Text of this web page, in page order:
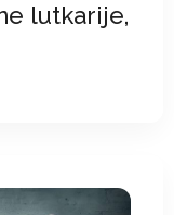
lutkarije,